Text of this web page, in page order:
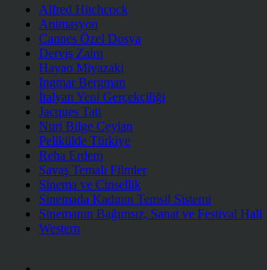
Alfred Hitchcock
Animasyon
Cannes Özel Dosya
Derviş Zaim
Hayao Miyazaki
Ingmar Bergman
İtalyan Yeni Gerçekçiliği
Jacques Tati
Nuri Bilge Ceylan
Pelikülde Türkiye
Reha Erdem
Savaş Temalı Filmler
Sinema ve Cinsellik
Sinemada Kadının Temsil Sistemi
Sinemanın Bağımsız, Sanat ve Festival Hali
Western